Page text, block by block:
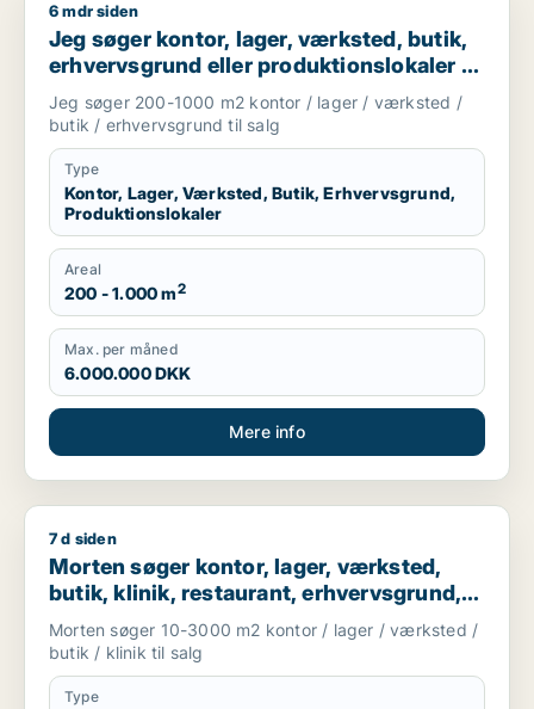
Jeg søger kontor, lager, værksted, butik, erhvervsgrund
6 mdr siden
Jeg søger kontor, lager, værksted, butik,
erhvervsgrund eller produktionslokaler til
salg i Odense
Jeg søger 200-1000 m2 kontor / lager / værksted /
butik / erhvervsgrund til salg
Type
Kontor, Lager, Værksted, Butik, Erhvervsgrund,
Produktionslokaler
Areal
200 - 1.000 m2
Max. per måned
6.000.000 DKK
Mere info
Morten søger kontor, lager, værksted, butik, klinik,
7 d siden
Morten søger kontor, lager, værksted,
butik, klinik, restaurant, erhvervsgrund,
boligudlejningsejendom, hotel,
produktionslokaler eller garage til salg i
Odense
Morten søger 10-3000 m2 kontor / lager / værksted /
butik / klinik til salg
Type